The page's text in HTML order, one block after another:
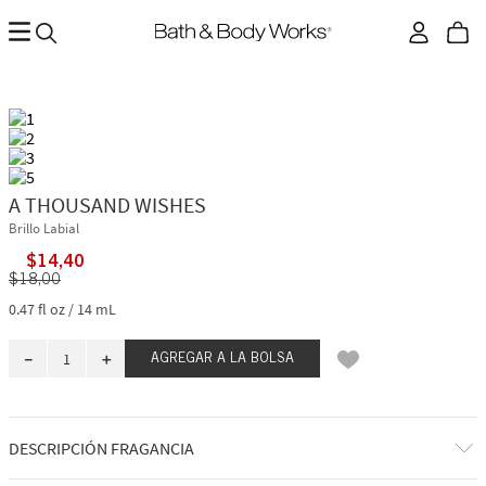
A THOUSAND WISHES
Brillo Labial
$14,40
$18,00
0.47 fl oz / 14 mL
＋
－ AGREGAR A LA BOLSA
DESCRIPCIÓN FRAGANCIA